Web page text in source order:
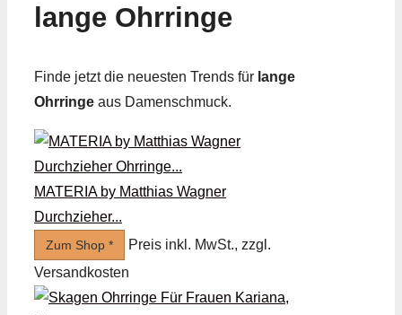
lange Ohrringe
Finde jetzt die neuesten Trends für lange
Ohrringe aus Damenschmuck.
MATERIA by Matthias Wagner
Durchzieher...
Zum Shop *
Preis inkl. MwSt., zzgl.
Versandkosten